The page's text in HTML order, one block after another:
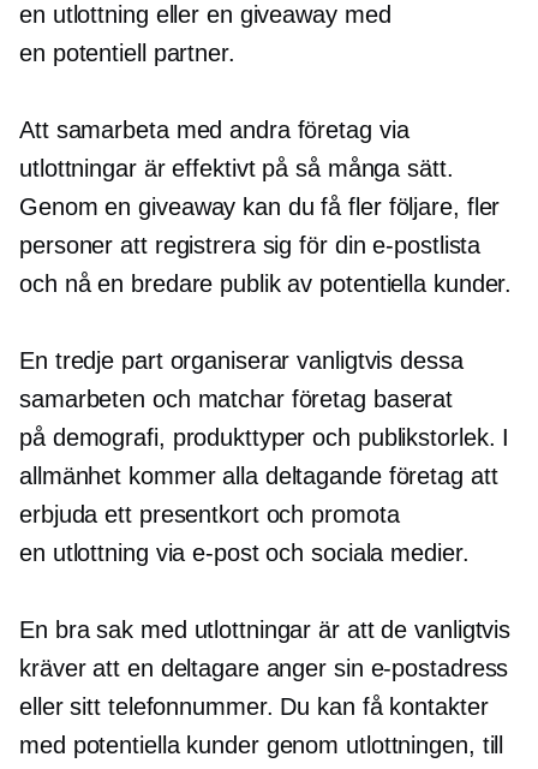
en utlottning eller en giveaway med
en potentiell partner.
Att samarbeta med andra företag via
utlottningar är effektivt på så många sätt.
Genom en giveaway kan du få fler följare, fler
personer att registrera sig för din e-postlista
och nå en bredare publik av potentiella kunder.
En tredje part organiserar vanligtvis dessa
samarbeten och matchar företag baserat
på demografi, produkttyper och publikstorlek. I
allmänhet kommer alla deltagande företag att
erbjuda ett presentkort och promota
en utlottning via e-post och sociala medier.
En bra sak med utlottningar är att de vanligtvis
kräver att en deltagare anger sin e-postadress
eller sitt telefonnummer. Du kan få kontakter
med potentiella kunder genom utlottningen, till